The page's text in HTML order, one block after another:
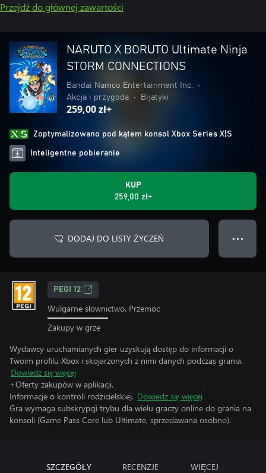
Przejdź do głównej zawartości
NARUTO X BORUTO Ultimate Ninja
STORM CONNECTIONS
Bandai Namco Entertainment Inc.
•
Akcja i przygoda
• Bijatyki
259,00 zł+
Zoptymalizowano pod kątem konsol Xbox Series X|S
Inteligentne pobieranie
KUP
259,00 zł+
DODAJ DO LISTY ŻYCZEŃ ● ● ●
PEGI 12
Wulgarne słownictwo, Przemoc
Zakupy w grze
Wydawcy uruchamianych gier uzyskują dostęp do informacji o
Twoim profilu Xbox i skojarzonych z nimi danych podczas grania.
Dowiedz się więcej
+Oferty zakupów w aplikacji.
Informacje o kontroli rodzicielskiej. Dowiedz się więcej
Gra wymaga subskrypcji trybu dla wielu graczy online do grania na
konsoli (Game Pass Core lub Ultimate, sprzedawana osobno).
SZCZEGÓŁY RECENZJE WIĘCEJ